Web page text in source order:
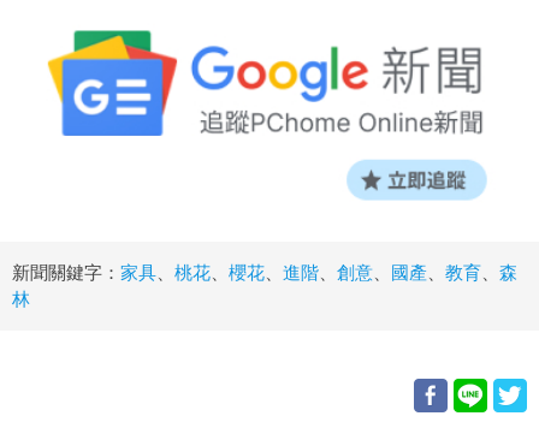
新聞關鍵字： 家具 桃花 櫻花 進階 創意 國產 教育
森
林